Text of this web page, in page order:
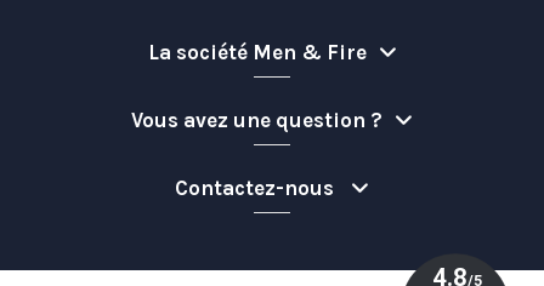
deniers
La société Men & Fire
Vous avez une question ?
Contactez-nous